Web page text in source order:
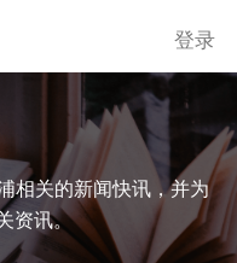
登录
相关的新闻快讯，并为
资讯。